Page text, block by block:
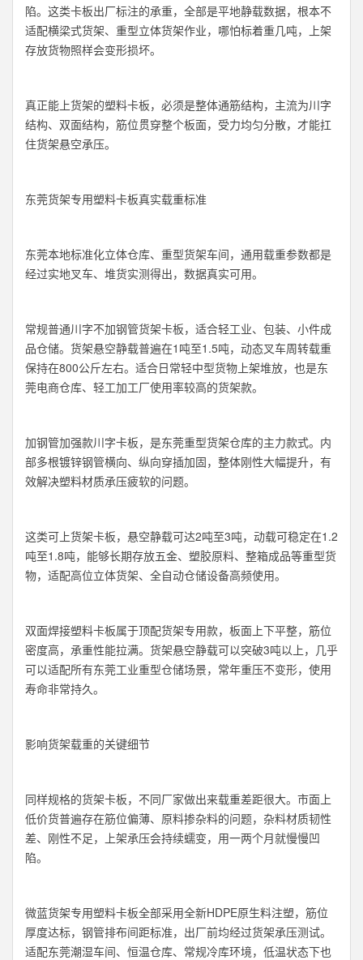
陷。这类卡板出厂标注的承重，全部是平地静载数据，根本不
适配横梁式货架、重型立体货架作业，哪怕标着重几吨，上架
存放货物照样会变形损坏。
真正能上货架的塑料卡板，必须是整体通筋结构，主流为川字
结构、双面结构，筋位贯穿整个板面，受力均匀分散，才能扛
住货架悬空承压。
东莞货架专用塑料卡板真实载重标准
东莞本地标准化立体仓库、重型货架车间，通用载重参数都是
经过实地叉车、堆货实测得出，数据真实可用。
常规普通川字不加钢管货架卡板，适合轻工业、包装、小件成
品仓储。货架悬空静载普遍在1吨至1.5吨，动态叉车周转载重
保持在800公斤左右。适合日常轻中型货物上架堆放，也是东
莞电商仓库、轻工加工厂使用率较高的货架款。
加钢管加强款川字卡板，是东莞重型货架仓库的主力款式。内
部多根镀锌钢管横向、纵向穿插加固，整体刚性大幅提升，有
效解决塑料材质承压疲软的问题。
这类可上货架卡板，悬空静载可达2吨至3吨，动载可稳定在1.2
吨至1.8吨，能够长期存放五金、塑胶原料、整箱成品等重型货
物，适配高位立体货架、全自动仓储设备高频使用。
双面焊接塑料卡板属于顶配货架专用款，板面上下平整，筋位
密度高，承重性能拉满。货架悬空静载可以突破3吨以上，几乎
可以适配所有东莞工业重型仓储场景，常年重压不变形，使用
寿命非常持久。
影响货架载重的关键细节
同样规格的货架卡板，不同厂家做出来载重差距很大。市面上
低价货普遍存在筋位偏薄、原料掺杂料的问题，杂料材质韧性
差、刚性不足，上架承压会持续蠕变，用一两个月就慢慢凹
陷。
微蓝货架专用塑料卡板全部采用全新HDPE原生料注塑，筋位
厚度达标，钢管排布间距标准，出厂前均经过货架承压测试。
适配东莞潮湿车间、恒温仓库、常规冷库环境，低温状态下也